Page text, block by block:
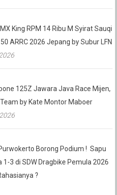
King RPM 14 Ribu M Syirat Sauqi
ARRC 2026 Jepang by Subur LFN
125Z Jawara Java Race Mijen,
by Kate Montor Maboer
Borong Podium ! Sapu
1-3 di SDW Dragbike Pemula 2026
?